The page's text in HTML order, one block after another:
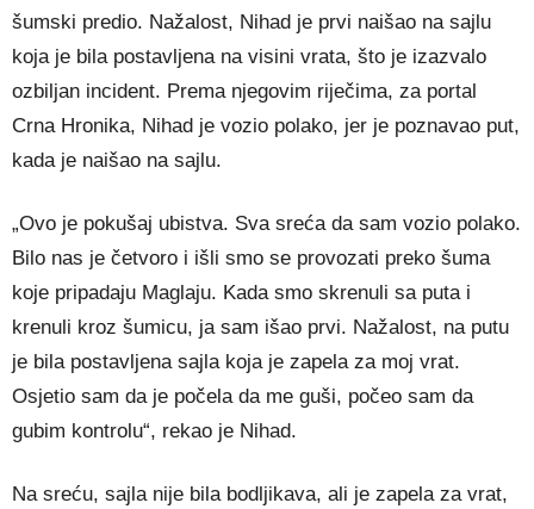
šumski predio. Nažalost, Nihad je prvi naišao na sajlu
koja je bila postavljena na visini vrata, što je izazvalo
ozbiljan incident. Prema njegovim riječima, za portal
Crna Hronika, Nihad je vozio polako, jer je poznavao put,
kada je naišao na sajlu.
„Ovo je pokušaj ubistva. Sva sreća da sam vozio polako.
Bilo nas je četvoro i išli smo se provozati preko šuma
koje pripadaju Maglaju. Kada smo skrenuli sa puta i
krenuli kroz šumicu, ja sam išao prvi. Nažalost, na putu
je bila postavljena sajla koja je zapela za moj vrat.
Osjetio sam da je počela da me guši, počeo sam da
gubim kontrolu“, rekao je Nihad.
Na sreću, sajla nije bila bodljikava, ali je zapela za vrat,